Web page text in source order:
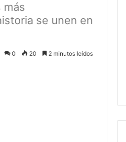
más
se unen en
0 20 2 minutos leídos